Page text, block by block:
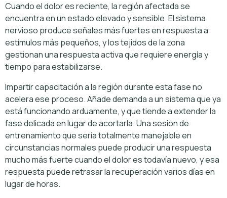
Cuando el dolor es reciente, la región afectada se
encuentra en un estado elevado y sensible. El sistema
nervioso produce señales más fuertes en respuesta a
estímulos más pequeños, y los tejidos de la zona
gestionan una respuesta activa que requiere energía y
tiempo para estabilizarse.
Impartir capacitación a la región durante esta fase no
acelera ese proceso. Añade demanda a un sistema que ya
está funcionando arduamente, y que tiende a extender la
fase delicada en lugar de acortarla. Una sesión de
entrenamiento que sería totalmente manejable en
circunstancias normales puede producir una respuesta
mucho más fuerte cuando el dolor es todavía nuevo, y esa
respuesta puede retrasar la recuperación varios días en
lugar de horas.